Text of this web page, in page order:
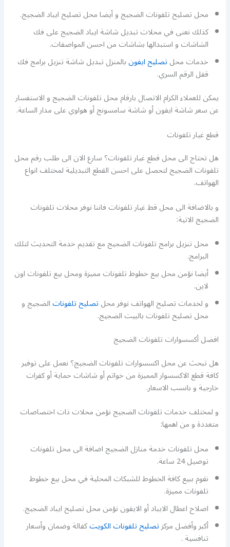
محل تصليح تلفونات الضجيج و أيضا محل تصليح ايباد الضجيج.
كذلك نعنى في محلات تبديل شاشة ايباد الضجيج على فك
الشاشات و استبدالها بشاشات من احسن المواصفات.
خدمات محلتصليح ايفونبالمنزل تبديل شاشة تنزيل برامج فك
قفل الرقم السري.
يمكن للعملاء الكرام الاتصال بارقام محل تلفونات الضجيج و الاستفسار
عن سعر شاشة ايفون أو شاشة سامسونج أو هواوي على مدار الساعة.
قطع غيار تلفونات
هل تحتاج الى محل قطع غيار تلفونات؟ سارع الان الى طلب رقم محل
تلفونات الضجيج لتحصل على احسن القطع التبديلية لمختلف انواع
الهواتف.
و بالاضافة الى محل قط غيار تلفونات فاننا نوفر محلات تلفونات
الضجيج الاتية:
محل تنزيل برامج تلفونات الضجيج مع تقديم خدمة التحديث لتلك
البرامج.
أيضا نؤمن محل بيع خطوط تلفونات مميزة ومحل بيع تلفونات اون
لاين.
و لخدمات تصليح الهواتف نوفر محلتصليح تلفوناتالضجيج و
محل تصليح تلفونات بالبيت الضجيج.
افضل أكسسوارات تلفونات الضجيج
هل تبحث عن محل اكسسوارات تلفونات الضجيج؟ نعمل على توفير
كافة قطع الاكسسوار المميزة من خواتم أو شاشات حماية أو كفرات
خارجية و بانسب الاسعار.
و لمختلف خدمات تلفونات الضجيج نؤمن محلات ذات اختصاصات
متعددة و من اهمها:
محل تلفونات خدمة منازل الضجيج اضافة الى محل تلفونات
توصيل 24 ساعة.
نقوم ببيع كافة الخطوط للشبكات المحلية في محل بيع خطوط
تلفونات مميزة.
اصلاح اعطال الايباد أو الايفون نؤمن محل تصليح ايباد الضجيج.
أكبر وأفضل مركزتصليح تلفونات الكويتكفالة وضمان وأسعار
تنافسية .